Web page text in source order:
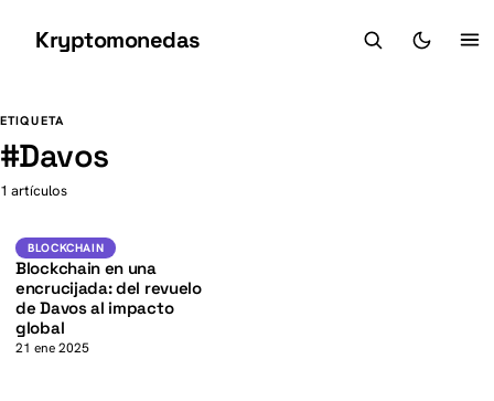
Kryptomonedas
ETIQUETA
#Davos
1 artículos
Blockchain
K
BLOCKCHAIN
Blockchain en una
encrucijada: del revuelo
de Davos al impacto
global
21 ene 2025